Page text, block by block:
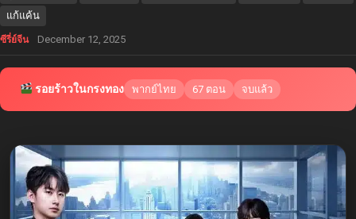
แก้แค้น
ซีรี่ย์จีน December 12, 2025
รอยร้าวในกรงทอง พากย์ไทย 67 ตอน จบแล้ว